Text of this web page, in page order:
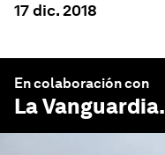
17 dic. 2018
En colaboración con
La Vanguardia.